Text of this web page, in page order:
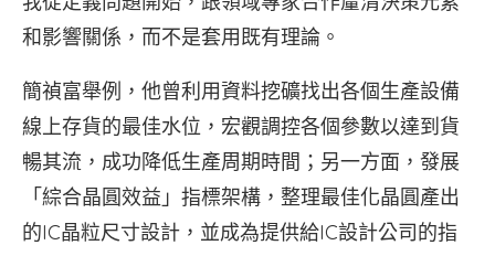
和影響關係，而不是套用既有理論。
簡禎富舉例，他曾利用資料挖礦找出各個生產設備
線上存貨的最佳水位，宏觀調控各個參數以達到貨
暢其流，成功降低生產周期時間；另一方面，發展
「綜合晶圓效益」指標架構，整理最佳化晶圓產出
的IC晶粒尺寸設計，並成為提供給IC設計公司的指